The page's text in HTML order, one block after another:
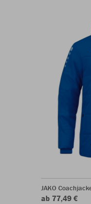
JAKO
ab 77,49 €